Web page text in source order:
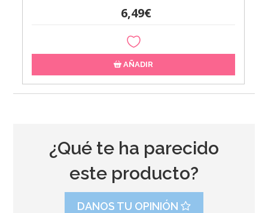
6,49€
AÑADIR
¿Qué te ha parecido
este producto?
DANOS TU OPINIÓN